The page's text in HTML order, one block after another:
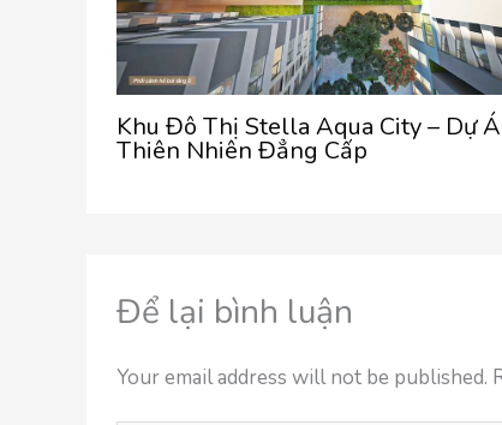
Khu Đô Thị Stella Aqua City – Dự
Thiên Nhiên Đẳng Cấp
Để lại bình luận
Your email address will not be published.